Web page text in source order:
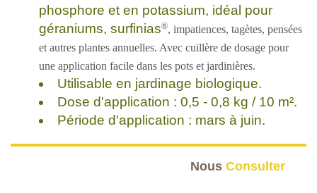
phosphore et en potassium, idéal pour
géraniums, surfinias®, impatiences, tagètes, pensées
et autres plantes annuelles. Avec cuillère de dosage pour
une application facile dans les pots et jardinières.
Utilisable en jardinage biologique.
Dose d'application : 0,5 - 0,8 kg / 10 m².
Période d'application : mars à juin.
Nous Consulter